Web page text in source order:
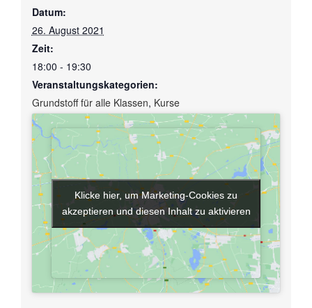
Datum:
26. August 2021
Zeit:
18:00 - 19:30
Veranstaltungskategorien:
Grundstoff für alle Klassen, Kurse
Klicke hier, um Marketing-Cookies zu
akzeptieren und diesen Inhalt zu aktivieren
Klicke hier, um Marketing-Cookies zu
akzeptieren und diesen Inhalt zu aktivieren